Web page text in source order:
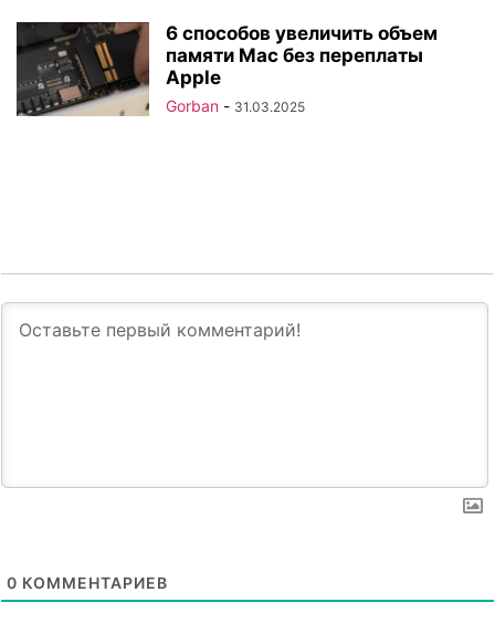
6 способов увеличить объем
памяти Mac без переплаты
Apple
Gorban - 31.03.2025
0 КОММЕНТАРИЕВ